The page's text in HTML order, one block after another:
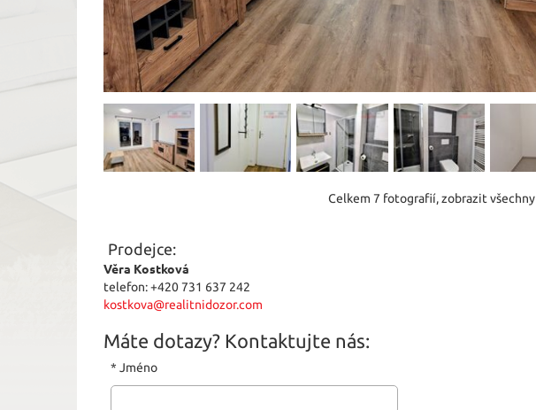
Celkem 7 fotografií, zobrazit všechny
Prodejce:
Věra Kostková
telefon: +420 731 637 242
kostkova@realitnidozor.com
Máte dotazy? Kontaktujte nás:
* Jméno